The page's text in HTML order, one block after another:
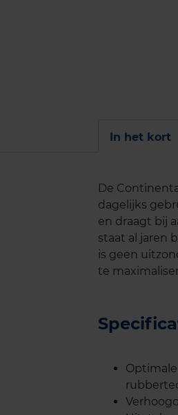
In het kort
De
dagelijks
en draagt bij
staat al jaren
is geen
te